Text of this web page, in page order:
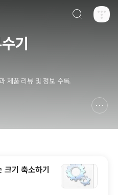
기
제품 리뷰 및 정보 수록.
기 축소하기